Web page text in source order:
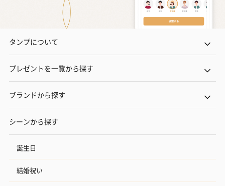
タンプについて
プレゼントを一覧から探す
ブランドから探す
シーンから探す
誕生日
結婚祝い